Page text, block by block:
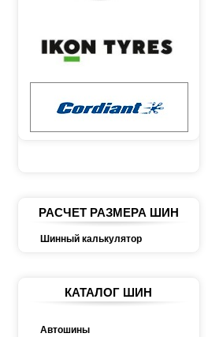
РАСЧЕТ РАЗМЕРА ШИН
Шинный калькулятор
КАТАЛОГ ШИН
Автошины